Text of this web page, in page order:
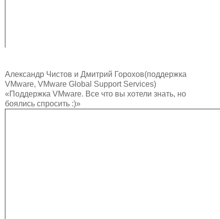
Александр Чистов и Дмитрий Горохов(поддержка
VMware, VMware Global Support Services)
«Поддержка VMware. Все что вы хотели знать, но
боялись спросить :)»